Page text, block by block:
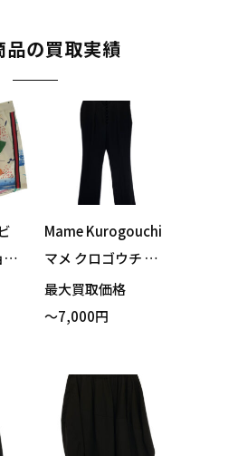
品の買取実績
ー
Mame Kurogouchi
マメ クロゴウチ M
M19AW-PT058 パ
ンツ ネイビー サイ
最大買取価格
～7,000円